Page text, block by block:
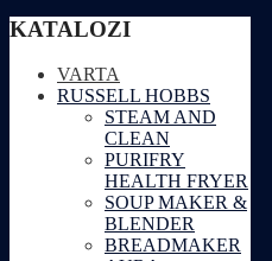
KATALOZI
VARTA
RUSSELL HOBBS
STEAM AND
CLEAN
PURIFRY
HEALTH FRYER
SOUP MAKER &
BLENDER
BREADMAKER